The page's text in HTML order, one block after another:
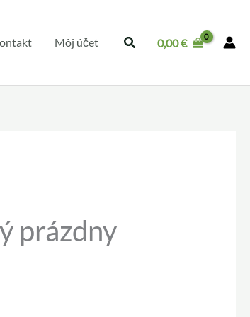
Môj účet 0,00€
prázdny